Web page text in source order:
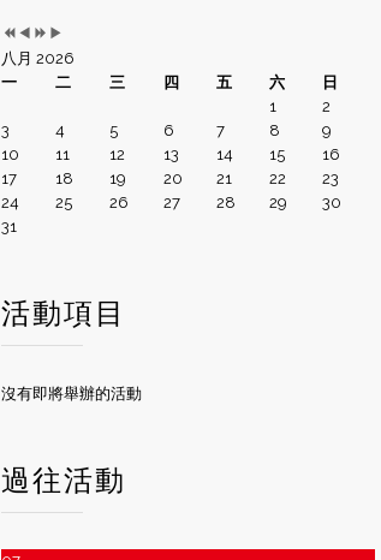
八月 2026
一
二 三 四 五 六
日
1
2
3
4 5 6 7 8
9
10
11 12 13 14 15
16
17
18 19 20 21 22
23
24
25 26 27 28 29
30
31
活動項目
沒有即將舉辦的活動
過往活動